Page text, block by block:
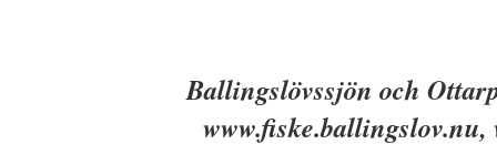
Ballingslövssjön och
www.fiske.ballingslov.nu,